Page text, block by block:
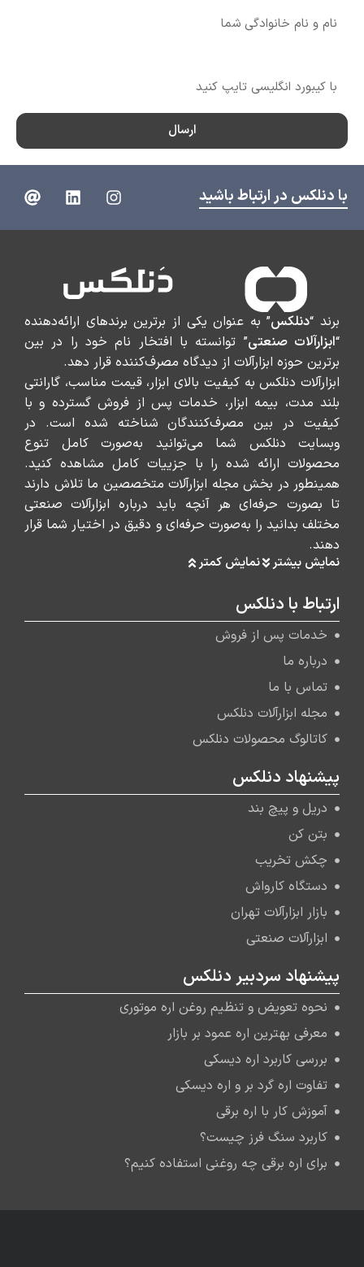
ارسال
با دنلکس در ارتباط باشید
برند “دنلکس” به عنوان یکی از برترین برندهای ارائه‌دهنده
“ابزارآلات صنعتی” توانسته با افتخار نام خود را در بین
برترین حوزه ابزارآلات از دیدگاه مصرف‌کننده قرار دهد.
ابزارآلات دنلکس به کیفیت بالای ابزار، قیمت مناسب، گارانتی
بلند مدت، بیمه ابزار، خدمات پس از فروش گسترده و با
کیفیت در بین مصرف‌کنندگان شناخته شده است. در
وبسایت دنلکس شما می‌توانید به‌صورت کامل تنوع
محصولات ارائه شده را با جزییات کامل مشاهده کنید.
همینطور در بخش مجله ابزارآلات متخصصین ما تلاش دارند
تا بصورت حرفه‌ای هر آنچه باید درباره ابزارآلات صنعتی
مختلف بدانید را به‌صورت حرفه‌ای و دقیق در اختیار شما قرار
دهند.
نمایش بیشتر نمایش کمتر
ارتباط با دنلکس
خدمات پس از فروش
درباره ما
تماس با ما
مجله ابزارآلات دنلکس
کاتالوگ محصولات دنلکس
پیشنهاد دنلکس
دریل و پیچ بند
بتن کن
چکش تخریب
دستگاه کارواش
بازار ابزارآلات تهران
ابزارآلات صنعتی
پیشنهاد سردبیر دنلکس
نحوه تعویض و تنظیم روغن اره موتوری
معرفی بهترین اره عمود بر بازار
بررسی کاربرد اره دیسکی
تفاوت اره گرد بر و اره دیسکی
آموزش کار با اره برقی
کاربرد سنگ فرز چیست؟
برای اره برقی چه روغنی استفاده کنیم؟